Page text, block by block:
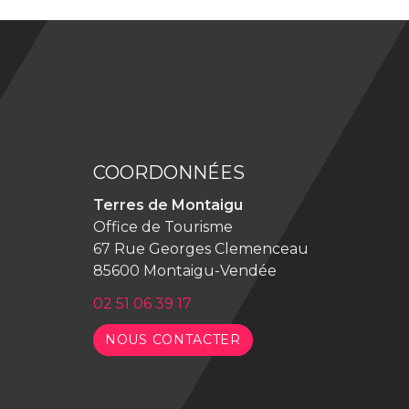
COORDONNÉES
Terres de Montaigu
Office de Tourisme
67 Rue Georges Clemenceau
85600 Montaigu-Vendée
02 51 06 39 17
NOUS CONTACTER